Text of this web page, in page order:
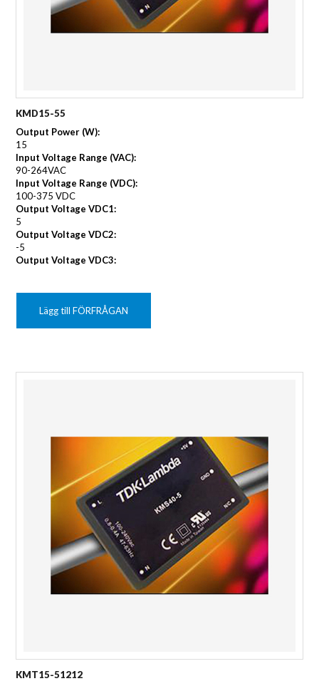
KMD15-55
Output Power (W):
15
Input Voltage Range (VAC):
90-264VAC
Input Voltage Range (VDC):
100-375 VDC
Output Voltage VDC1:
5
Output Voltage VDC2:
-5
Output Voltage VDC3:
Lägg till FÖRFRÅGAN
KMT15-51212